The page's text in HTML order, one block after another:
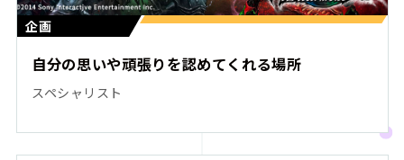
企画
自分の思いや頑張りを認めてくれる場所
スペシャリスト